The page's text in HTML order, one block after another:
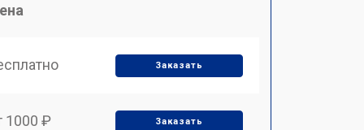
Заказать
1000 ₽ Заказать